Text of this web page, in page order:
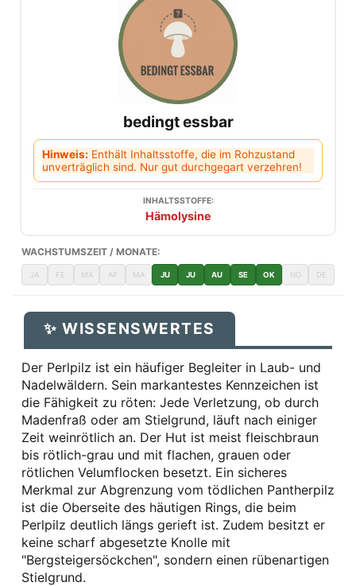
bedingt essbar
Hinweis: Enthält Inhaltsstoffe, die im Rohzustand
unverträglich sind. Nur gut durchgegart verzehren!
INHALTSSTOFFE:
Hämolysine
WACHSTUMSZEIT / MONATE:
JA FE MÄ AP MA JU JU AU SE OK NO DE
✨ WISSENSWERTES
Der Perlpilz ist ein häufiger Begleiter in Laub- und
Nadelwäldern. Sein markantestes Kennzeichen ist
die Fähigkeit zu röten: Jede Verletzung, ob durch
Madenfraß oder am Stielgrund, läuft nach einiger
Zeit weinrötlich an. Der Hut ist meist fleischbraun
bis rötlich-grau und mit flachen, grauen oder
rötlichen Velumflocken besetzt. Ein sicheres
Merkmal zur Abgrenzung vom tödlichen Pantherpilz
ist die Oberseite des häutigen Rings, die beim
Perlpilz deutlich längs gerieft ist. Zudem besitzt er
keine scharf abgesetzte Knolle mit
"Bergsteigersöckchen", sondern einen rübenartigen
Stielgrund.